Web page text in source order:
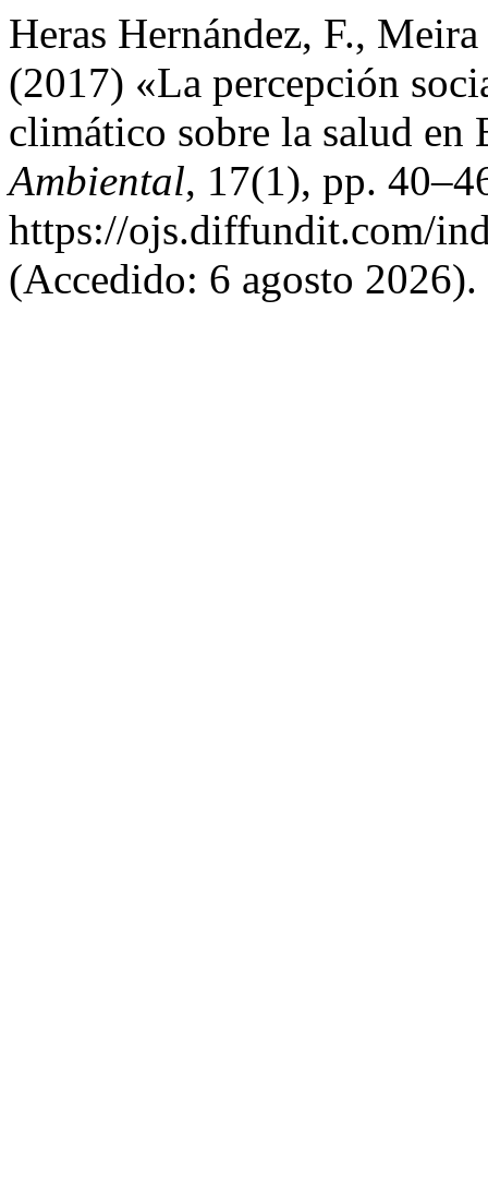
Heras Hernández, F.,
(2017) «La percepción
climático sobre la salud en
Ambiental, 17(1), pp.
https://ojs.diffundit.com/
(Accedido: 6 agosto 2026).